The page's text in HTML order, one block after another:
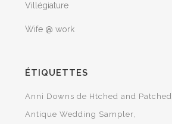
Villégiature
Wife @ work
ÉTIQUETTES
Anni Downs de Htched and Patched
Antique Wedding Sampler